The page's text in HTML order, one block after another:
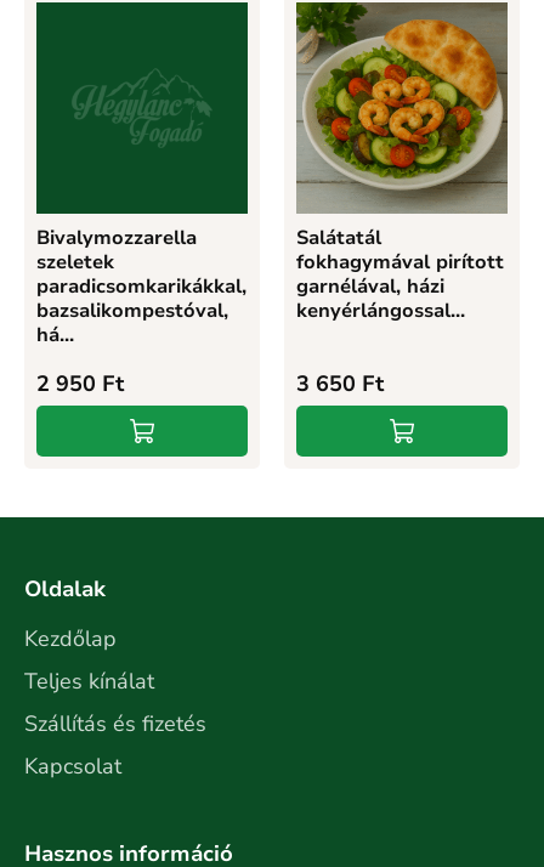
Bivalymozzarella
szeletek
paradicsomkarikákkal,
bazsalikompestóval,
há...
2 950 Ft
Salátatál
fokhagymával pirított
garnélával, házi
kenyérlángossal...
3 650 Ft
Oldalak
Kezdőlap
Teljes kínálat
Szállítás és fizetés
Kapcsolat
Hasznos információ